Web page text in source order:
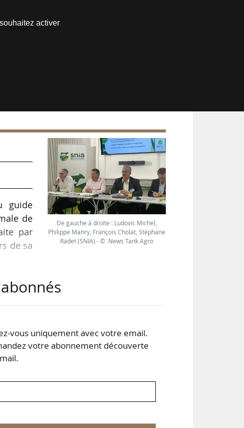
guide
de
par
de sa
poids
De gauche à droite : Ludovic Michel,
Philippe Manry, François Cholat, Stéphane
Radet (SNIA) - © News Tank Agro
vous uniquement avec votre email.
votre abonnement découverte
activer